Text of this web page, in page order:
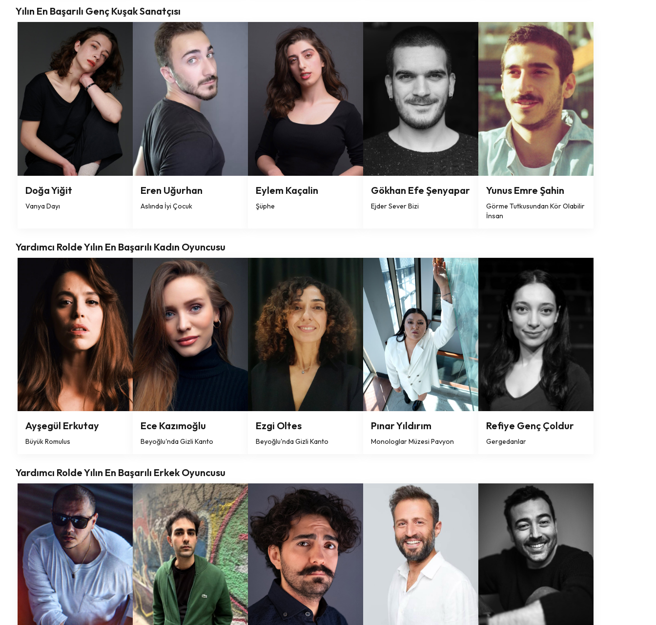
Yılın En Başarılı Genç Kuşak Sanatçısı
Doğa Yiğit
Vanya Dayı
Eren Uğurhan
Aslında İyi Çocuk
Eylem Kaçalin
Şüphe
Gökhan Efe Şenyapar
Ejder Sever Bizi
Yunus Emre Şahin
Görme Tutkusundan Kör Olabilir
İnsan
Yardımcı Rolde Yılın En Başarılı Kadın Oyuncusu
Ayşegül Erkutay
Büyük Romulus
Ece Kazımoğlu
Beyoğlu'nda Gizli Kanto
Ezgi Oltes
Beyoğlu'nda Gizli Kanto
Pınar Yıldırım
Monologlar Müzesi Pavyon
Refiye Genç Çoldur
Gergedanlar
Yardımcı Rolde Yılın En Başarılı Erkek Oyuncusu